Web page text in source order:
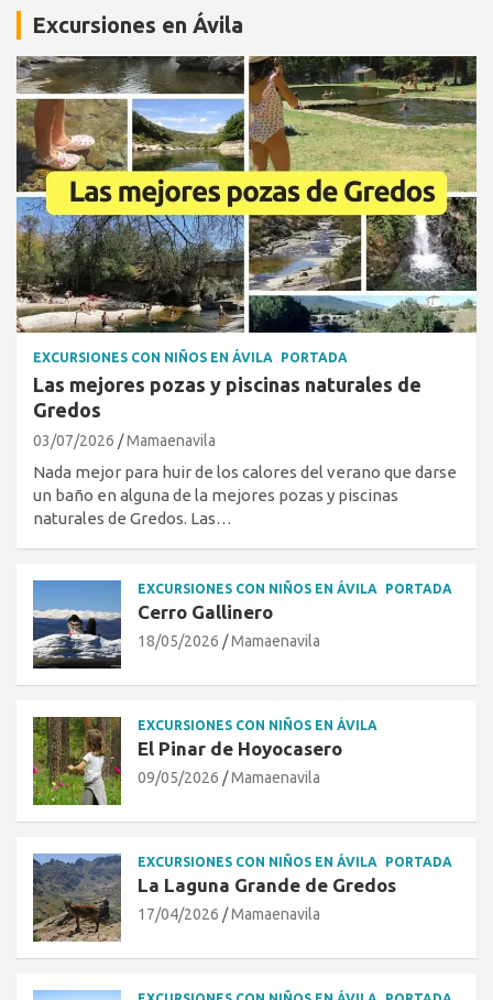
Excursiones en Ávila
EXCURSIONES CON NIÑOS EN ÁVILA PORTADA
Las mejores pozas y piscinas naturales de
Gredos
03/07/2026 Mamaenavila
Nada mejor para huir de los calores del verano que darse
un baño en alguna de la mejores pozas y piscinas
naturales de Gredos. Las…
EXCURSIONES CON NIÑOS EN ÁVILA PORTADA
Cerro Gallinero
18/05/2026 Mamaenavila
EXCURSIONES CON NIÑOS EN ÁVILA
El Pinar de Hoyocasero
09/05/2026 Mamaenavila
EXCURSIONES CON NIÑOS EN ÁVILA PORTADA
La Laguna Grande de Gredos
17/04/2026 Mamaenavila